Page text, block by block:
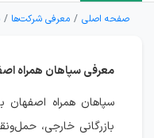
صفحه اصلی معرفی شرکت‌ها
معرفی سپاهان همراه
سپاهان همراه اصفهان
بازرگانی خارجی،